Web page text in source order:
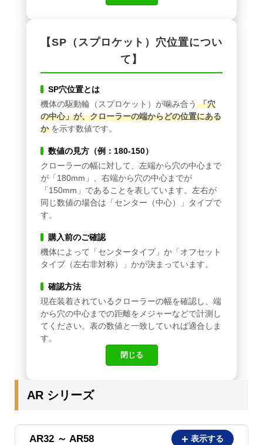
【SP（スプロケット）穴位置につい
て】
SP穴位置とは
機体の駆動輪（スプロケット）が噛み合う 「穴
の中心」が、クローラーの端からどの位置にある
か を示す数値です。
数値の見方（例：180-150）
クローラーの幅に対して、左端から穴の中心まで
が「180mm」、右端から穴の中心までが
「150mm」であることを表しています。左右が
同じ数値の場合は「センター（中心）」タイプで
す。
購入前のご確認
機体によって「センタータイプ」か「オフセット
タイプ（左右非対称）」かが決まっています。
確認方法
現在装着されているクローラーの幅を確認し、端
から穴の中心までの距離をメジャーなどで計測し
てください。表の数値と一致していれば適合しま
す。
閉じる
AR シリーズ
AR32 ～ AR58